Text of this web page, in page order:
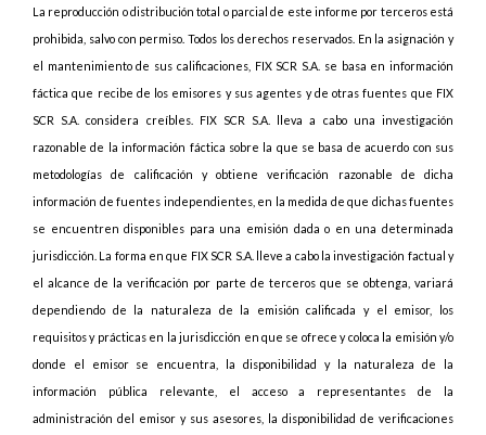
La reproducción o distribución total o parcial de este informe por terceros está
prohibida, salvo con permiso. Todos los derechos reservados. En la asignación y
el mantenimiento de sus calificaciones, FIX SCR S.A. se basa en información
fáctica que recibe de los emisores y sus agentes y de otras fuentes que FIX
SCR S.A. considera creíbles. FIX SCR S.A. lleva a cabo una investigación
razonable de la información fáctica sobre la que se basa de acuerdo con sus
metodologías de calificación y obtiene verificación razonable de dicha
información de fuentes independientes, en la medida de que dichas fuentes
se encuentren disponibles para una emisión dada o en una determinada
jurisdicción. La forma en que FIX SCR S.A. lleve a cabo la investigación factual y
el alcance de la verificación por parte de terceros que se obtenga, variará
dependiendo de la naturaleza de la emisión calificada y el emisor, los
requisitos y prácticas en la jurisdicción en que se ofrece y coloca la emisión y/o
donde el emisor se encuentra, la disponibilidad y la naturaleza de la
información pública relevante, el acceso a representantes de la
administración del emisor y sus asesores, la disponibilidad de verificaciones